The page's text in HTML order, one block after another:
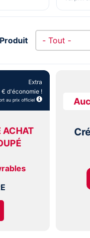
Produit
Extra
€ d'économie !
au prix officiel
ACHAT